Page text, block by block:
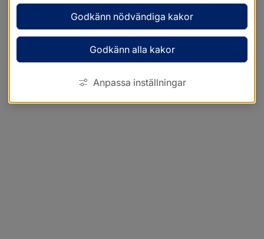
Godkänn nödvändiga kakor
Godkänn alla kakor
Anpassa inställningar